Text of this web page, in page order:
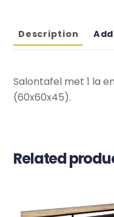
Description
Salontafel met 1 la
(60x60x45).
Related